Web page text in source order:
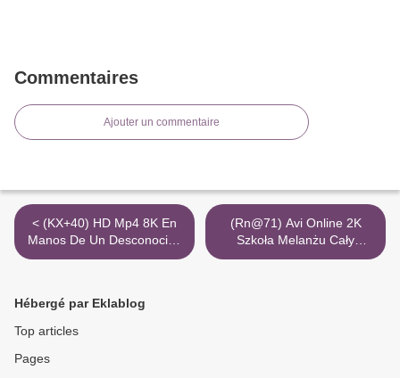
Commentaires
Ajouter un commentaire
< (KX+40) HD Mp4 8K En
Manos De Un Desconocido
Sub Torrent
(Rn@71) Avi Online 2K
Szkoła Melanżu Cały
Torrent Magnet >
Hébergé par Eklablog
Top articles
Pages